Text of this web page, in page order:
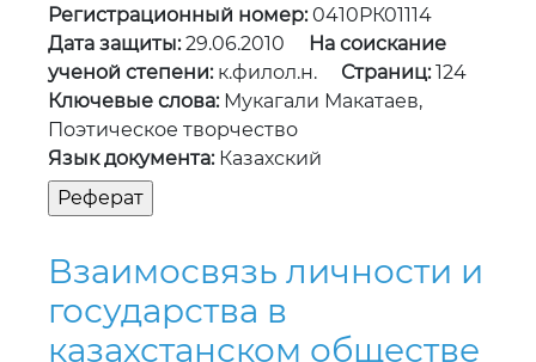
Регистрационный номер:0410РК01114
Дата защиты:29.06.2010
На соискание
ученой степени:к.филол.н. Страниц:124
Ключевые слова:Мукагали Макатаев,
Поэтическое творчество
Язык документа:Казахский
Взаимосвязь личности и
государства в
казахстанском обществе